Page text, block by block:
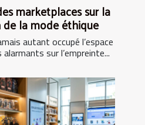
marketplaces sur la
la mode éthique
autant occupé l’espace
sur l’empreinte...